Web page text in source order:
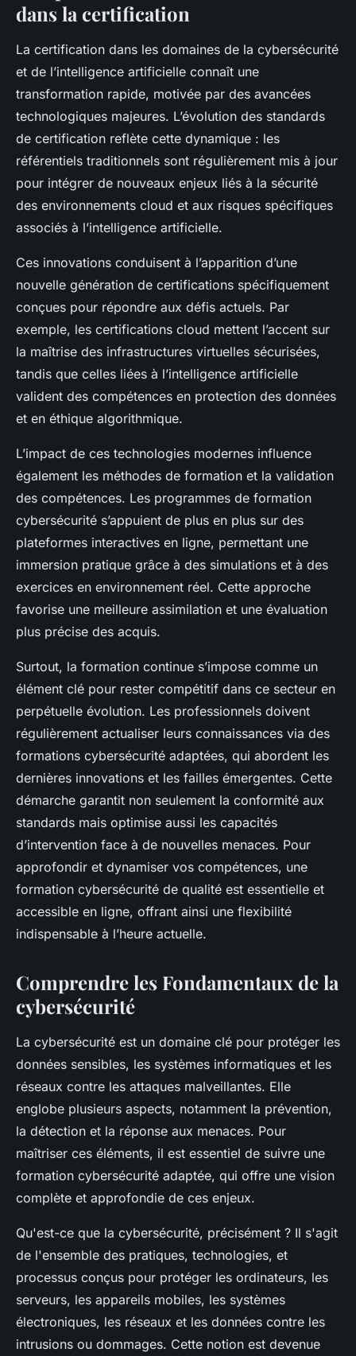
dans la certification
La certification dans les domaines de la cybersécurité
et de l’intelligence artificielle connaît une
transformation rapide, motivée par des avancées
technologiques majeures. L’évolution des standards
de certification reflète cette dynamique : les
référentiels traditionnels sont régulièrement mis à jour
pour intégrer de nouveaux enjeux liés à la sécurité
des environnements cloud et aux risques spécifiques
associés à l’intelligence artificielle.
Ces innovations conduisent à l’apparition d’une
nouvelle génération de certifications spécifiquement
conçues pour répondre aux défis actuels. Par
exemple, les certifications cloud mettent l’accent sur
la maîtrise des infrastructures virtuelles sécurisées,
tandis que celles liées à l’intelligence artificielle
valident des compétences en protection des données
et en éthique algorithmique.
L’impact de ces technologies modernes influence
également les méthodes de formation et la validation
des compétences. Les programmes de formation
cybersécurité s’appuient de plus en plus sur des
plateformes interactives en ligne, permettant une
immersion pratique grâce à des simulations et à des
exercices en environnement réel. Cette approche
favorise une meilleure assimilation et une évaluation
plus précise des acquis.
Surtout, la formation continue s’impose comme un
élément clé pour rester compétitif dans ce secteur en
perpétuelle évolution. Les professionnels doivent
régulièrement actualiser leurs connaissances via des
formations cybersécurité adaptées, qui abordent les
dernières innovations et les failles émergentes. Cette
démarche garantit non seulement la conformité aux
standards mais optimise aussi les capacités
d’intervention face à de nouvelles menaces. Pour
approfondir et dynamiser vos compétences, une
formation cybersécurité de qualité est essentielle et
accessible en ligne, offrant ainsi une flexibilité
indispensable à l’heure actuelle.
Comprendre les Fondamentaux de la
cybersécurité
La cybersécurité est un domaine clé pour protéger les
données sensibles, les systèmes informatiques et les
réseaux contre les attaques malveillantes. Elle
englobe plusieurs aspects, notamment la prévention,
la détection et la réponse aux menaces. Pour
maîtriser ces éléments, il est essentiel de suivre une
formation cybersécurité adaptée, qui offre une vision
complète et approfondie de ces enjeux.
Qu'est-ce que la cybersécurité, précisément ? Il s'agit
de l'ensemble des pratiques, technologies, et
processus conçus pour protéger les ordinateurs, les
serveurs, les appareils mobiles, les systèmes
électroniques, les réseaux et les données contre les
intrusions ou dommages. Cette notion est devenue